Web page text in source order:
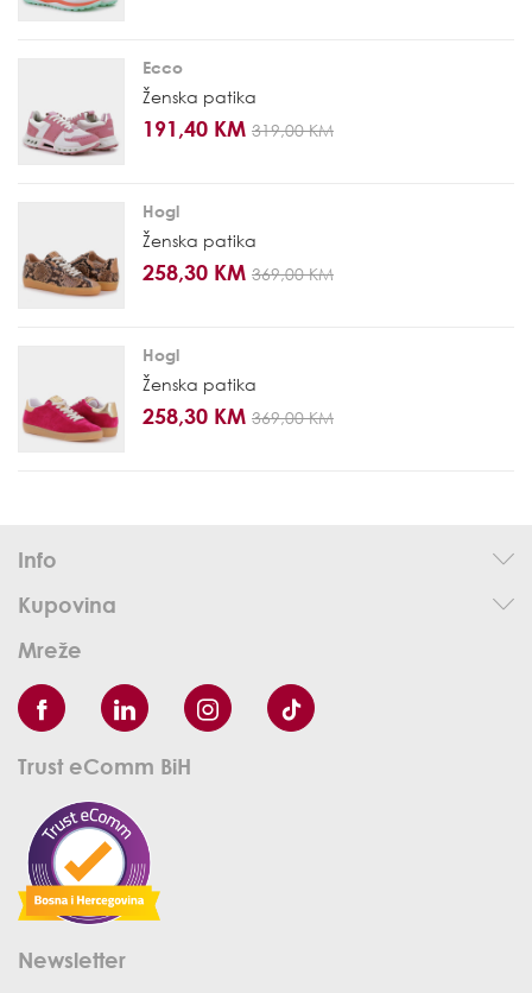
Ecco
Ženska patika
191,40 KM 319,00 KM
Hogl
Ženska patika
258,30 KM 369,00 KM
Hogl
Ženska patika
258,30 KM 369,00 KM
Info
Kupovina
Mreže
Trust eComm BiH
Newsletter